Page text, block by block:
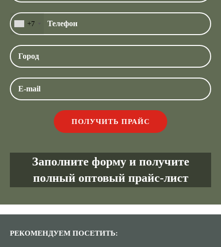
+7
Заполните форму и получите
полный оптовый прайс-лист
РЕКОМЕНДУЕМ ПОСЕТИТЬ: